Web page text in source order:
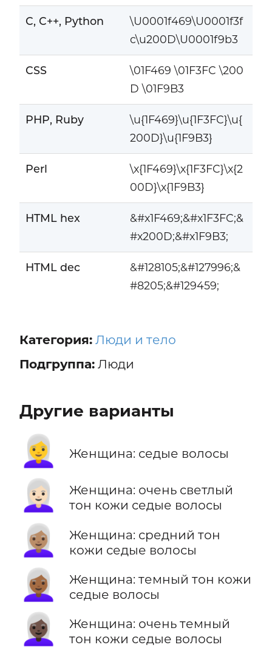
C, C++, Python
\U0001f469\U0001f3f
c\u200D\U0001f9b3
CSS
\01F469 \01F3FC \200
D \01F9B3
PHP, Ruby
\u{1F469}\u{1F3FC}\u{
200D}\u{1F9B3}
Perl
\x{1F469}\x{1F3FC}\x{2
00D}\x{1F9B3}
HTML hex
&#x1F469;&#x1F3FC;&
#x200D;&#x1F9B3;
HTML dec
&#128105;&#127996;&
#8205;&#129459;
Категория: Люди и тело
Подгруппа:Люди
Другие варианты
👩‍🦳 Женщина: седые волосы
👩🏻‍🦳
Женщина: очень светлый
тон кожи седые волосы
👩🏽‍🦳
Женщина: средний тон
кожи седые волосы
👩🏾‍🦳
Женщина: темный тон кожи
седые волосы
👩🏿‍🦳
Женщина: очень темный
тон кожи седые волосы